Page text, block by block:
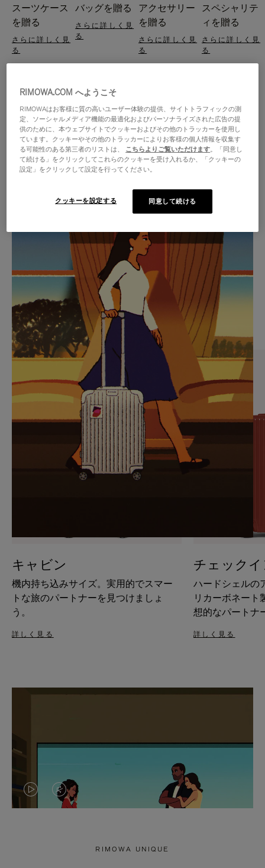
スーツケース
を贈る
さらに詳しく見
る
バッグを贈る
さらに詳しく見
る
アクセサリー
を贈る
さらに詳しく見
る
スペシャリテ
ィを贈る
さらに詳しく見
る
IS
PLAYED,
PLEASE
PRESS
TO
PAUSE
IT
IS
MUTED,
PLEASE
PRESS
TO
UNMUTE
IT
厳選されたギフトセレクション
あらゆる旅に寄り添う究極の
パートナーを見つけましょう
キャビン
機内持ち込みサイズ。実用的でスマー
トな旅のパートナーを見つけましょ
う。
詳しく見る
チェック
ハードシェルの
リカーボネート
想的なパートナ
詳しく見る
VIDEOVIDEO
RIMOWA UNIQUE
RIMOWA.COM へようこそ
RIMOWAはお客様に質の高いユーザー体験の提供、サイトトラフィックの測
定、ソーシャルメディア機能の最適化およびパーソナライズされた広告の提
供のために、本ウェブサイトでクッキーおよびその他のトラッカーを使用し
ています。クッキーやその他のトラッカーによりお客様の個人情報を収集す
る可能性のある第三者のリストは、 こちらよりご覧いただけます。「同意し
て続ける」をクリックしてこれらのクッキーを受け入れるか、「クッキーの
設定」をクリックして設定を行ってください。
クッキーを設定する 同意して続ける